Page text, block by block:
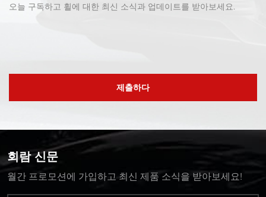
오늘 구독하고 휠에 대한 최신 소식과 업데이트를 받아보세요.
제출하다
회람 신문
월간 프로모션에 가입하고 최신 제품 소식을 받아보세요!